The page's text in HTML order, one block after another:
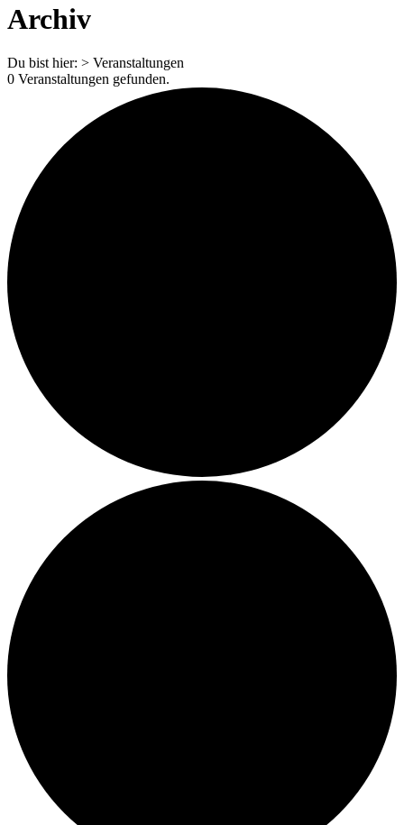
Archiv
Du bist hier: > Veranstaltungen
0 Veranstaltungen gefunden.